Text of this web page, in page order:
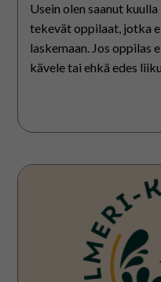
Usein olen saanut
tekevät oppilaat, jotka
laskemaan. Jos oppilas
kävele tai ehkä edes
Ihan
erityiskoulussa